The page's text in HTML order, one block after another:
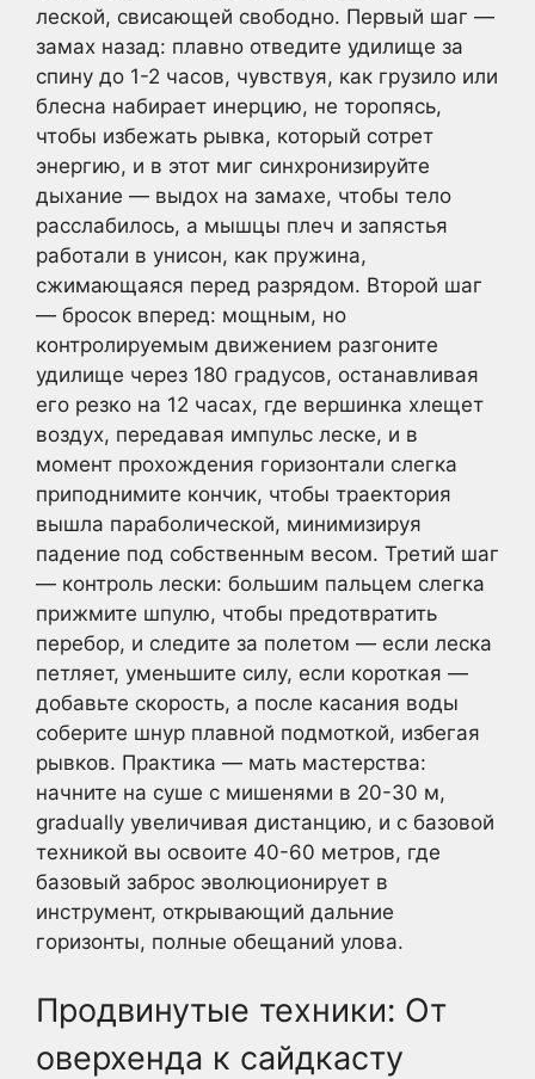
леской, свисающей свободно. Первый шаг —
замах назад: плавно отведите удилище за
спину до 1-2 часов, чувствуя, как грузило или
блесна набирает инерцию, не торопясь,
чтобы избежать рывка, который сотрет
энергию, и в этот миг синхронизируйте
дыхание — выдох на замахе, чтобы тело
расслабилось, а мышцы плеч и запястья
работали в унисон, как пружина,
сжимающаяся перед разрядом. Второй шаг
— бросок вперед: мощным, но
контролируемым движением разгоните
удилище через 180 градусов, останавливая
его резко на 12 часах, где вершинка хлещет
воздух, передавая импульс леске, и в
момент прохождения горизонтали слегка
приподнимите кончик, чтобы траектория
вышла параболической, минимизируя
падение под собственным весом. Третий шаг
— контроль лески: большим пальцем слегка
прижмите шпулю, чтобы предотвратить
перебор, и следите за полетом — если леска
петляет, уменьшите силу, если короткая —
добавьте скорость, а после касания воды
соберите шнур плавной подмоткой, избегая
рывков. Практика — мать мастерства:
начните на суше с мишенями в 20-30 м,
gradually увеличивая дистанцию, и с базовой
техникой вы освоите 40-60 метров, где
базовый заброс эволюционирует в
инструмент, открывающий дальние
горизонты, полные обещаний улова.
Продвинутые техники: От
оверхенда к сайдкасту